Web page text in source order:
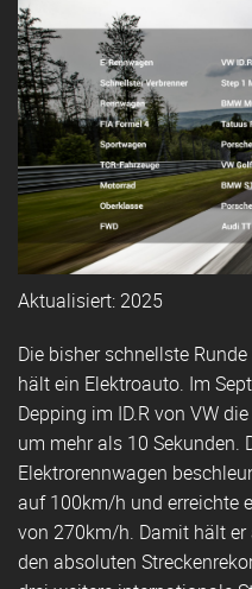
Aktualisiert: 2025
Die bisher schnellste
hält ein Elektroauto. Im
Depping im ID.R von VW
um mehr als 10 Sekunden.
Elektrorennwagen
auf 100km/h und erreichte
von 270km/h. Damit hält er
den absoluten